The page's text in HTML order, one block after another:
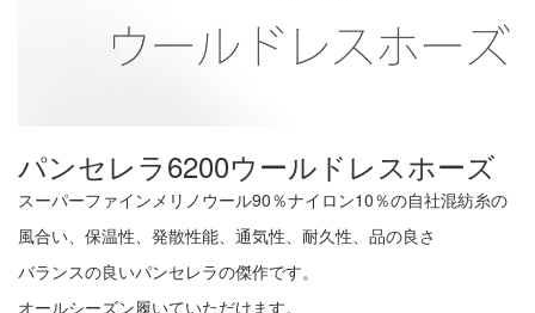
パンセレラ6200ウールドレスホーズ
スーパーファインメリノウール90％ナイロン10％の自社混紡糸の
風合い、保温性、発散性能、通気性、耐久性、品の良さ
バランスの良いパンセレラの傑作です。
オールシーズン履いていただけます。